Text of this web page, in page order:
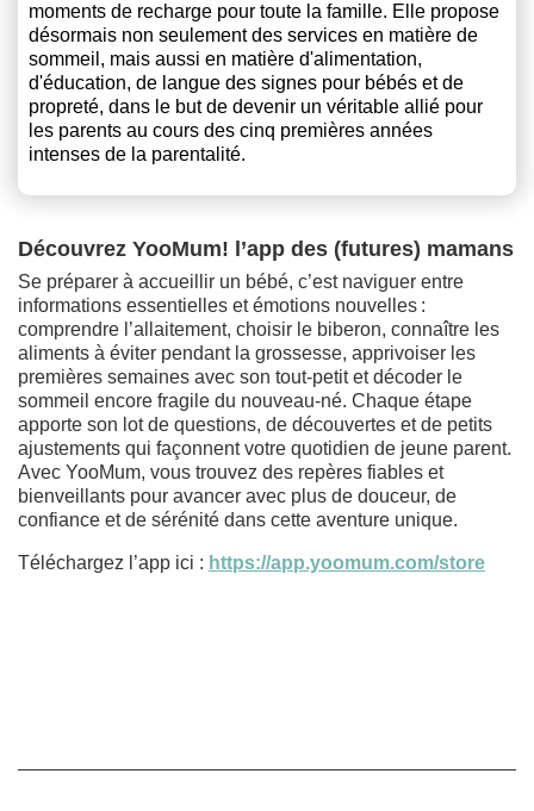
moments de recharge pour toute la famille. Elle propose
désormais non seulement des services en matière de
sommeil, mais aussi en matière d'alimentation,
d'éducation, de langue des signes pour bébés et de
propreté, dans le but de devenir un véritable allié pour
les parents au cours des cinq premières années
intenses de la parentalité.
Découvrez YooMum! l’app des (futures) mamans
Se préparer à accueillir un bébé, c’est naviguer entre
informations essentielles et émotions nouvelles :
comprendre l’allaitement, choisir le biberon, connaître les
aliments à éviter pendant la grossesse, apprivoiser les
premières semaines avec son tout‑petit et décoder le
sommeil encore fragile du nouveau‑né. Chaque étape
apporte son lot de questions, de découvertes et de petits
ajustements qui façonnent votre quotidien de jeune parent.
Avec YooMum, vous trouvez des repères fiables et
bienveillants pour avancer avec plus de douceur, de
confiance et de sérénité dans cette aventure unique.
Téléchargez l’app ici : https://app.yoomum.com/store